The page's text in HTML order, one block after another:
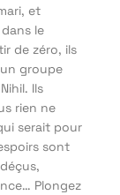
et
le
de zéro, ils
groupe
Ils
rien ne
serait pour
sont
Plongez